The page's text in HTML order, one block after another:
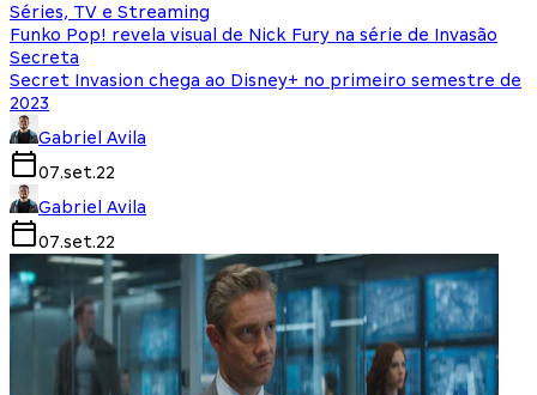
Séries, TV e Streaming
Funko Pop! revela visual de Nick Fury na série de Invasão
Secreta
Secret Invasion chega ao Disney+ no primeiro semestre de
2023
Gabriel Avila
07.set.22
Gabriel Avila
07.set.22